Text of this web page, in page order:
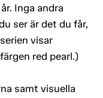
Inga andra
ser är det du får,
visar
red pearl.)
samt visuella